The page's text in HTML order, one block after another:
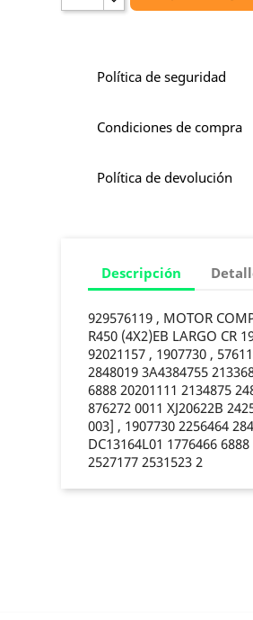
Política de seguridad
Condiciones de compra
Política de devolución
Descripción
929576119 , MOTOR
R450 (4X2)EB LARGO CR
92021157 , 1907730 ,
2848019 3A4384755
6888 20201111 2134875
876272 0011 XJ20622B
003] , 1907730 2256464
DC13164L01 1776466
2527177 2531523 2